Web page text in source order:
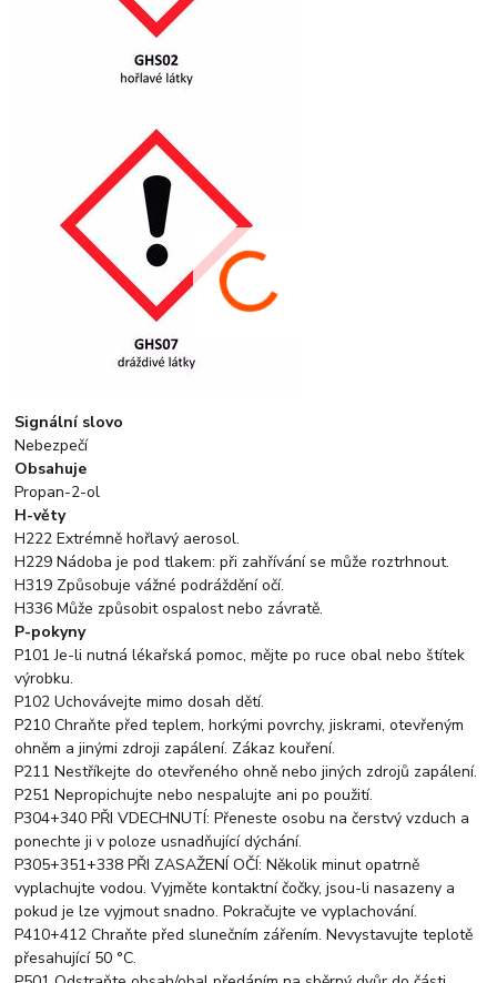
Signální slovo
Nebezpečí
Obsahuje
Propan-2-ol
H-věty
H222 Extrémně hořlavý aerosol.
H229 Nádoba je pod tlakem: při zahřívání se může roztrhnout.
H319 Způsobuje vážné podráždění očí.
H336 Může způsobit ospalost nebo závratě.
P-pokyny
P101 Je-li nutná lékařská pomoc, mějte po ruce obal nebo štítek
výrobku.
P102 Uchovávejte mimo dosah dětí.
P210 Chraňte před teplem, horkými povrchy, jiskrami, otevřeným
ohněm a jinými zdroji zapálení. Zákaz kouření.
P211 Nestříkejte do otevřeného ohně nebo jiných zdrojů zapálení.
P251 Nepropichujte nebo nespalujte ani po použití.
P304+340 PŘI VDECHNUTÍ: Přeneste osobu na čerstvý vzduch a
ponechte ji v poloze usnadňující dýchání.
P305+351+338 PŘI ZASAŽENÍ OČÍ: Několik minut opatrně
vyplachujte vodou. Vyjměte kontaktní čočky, jsou-li nasazeny a
pokud je lze vyjmout snadno. Pokračujte ve vyplachování.
P410+412 Chraňte před slunečním zářením. Nevystavujte teplotě
přesahující 50 °C.